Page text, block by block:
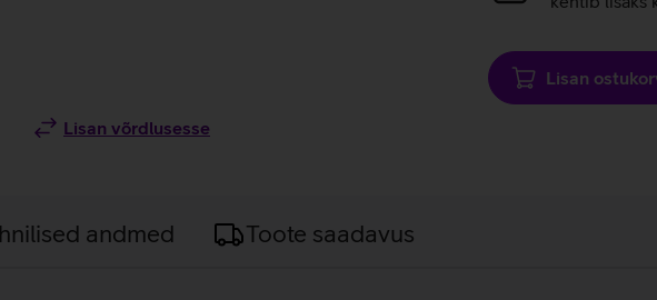
Lisan võrdlusesse
Lisan
andmed Toote saadavus